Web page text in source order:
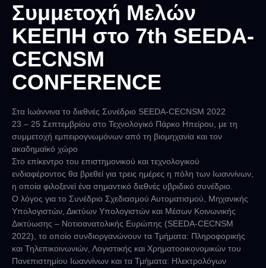
Συμμετοχή Μελών
ΚΕΕΠΗ στο 7th SEEDA-
CECNSM
CONFERENCE
Στα Ιωάννινα το διεθνές Συνέδριο SEEDA-CECNSM 2022
23 – 25 Σεπτεμβρίου στο Τεχνολογικό Πάρκο Ηπείρου, με τη
συμμετοχή εμπειρογνωμόνων από τη βιομηχανία και τον
ακαδημαϊκό χώρο
Στο επίκεντρο του επιστημονικού και τεχνολογικού
ενδιαφέροντος θα βρεθεί για τρεις ημέρες η πόλη των Ιωαννίνων,
η οποία φιλοξενεί ένα σημαντικό διεθνές υβριδικό συνέδριο.
Ο λόγος για το Συνέδριο Σχεδιασμού Αυτοματισμού, Μηχανικής
Υπολογιστών, Δικτύων Υπολογιστών και Μέσων Κοινωνικής
Δικτύωσης – Νοτιοανατολικής Ευρώπης (SEEDA-CECNSM
2022), το οποίο συνδιοργανώνουν τα Τμήματα: Πληροφορικής
και Τηλεπικοινωνιών, Λογιστικής και Χρηματοοικονομικών του
Πανεπιστημίου Ιωαννίνων και τα Τμήματα: Ηλεκτρολόγων